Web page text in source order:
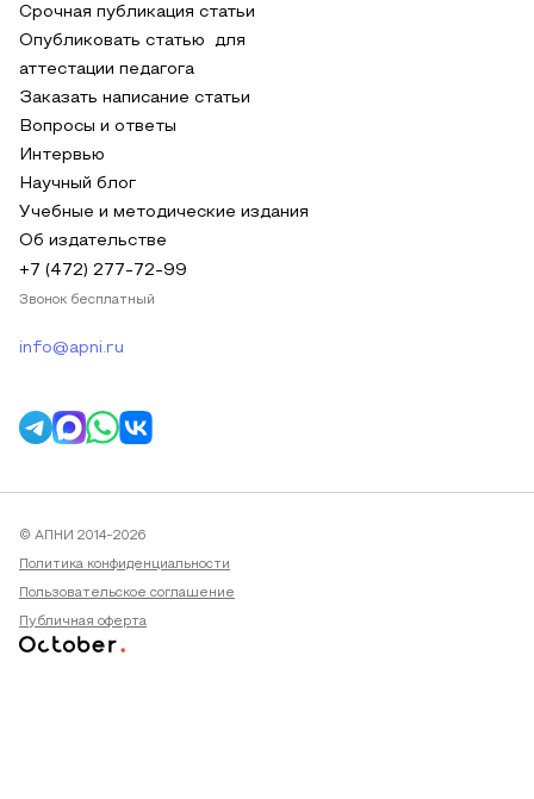
Срочная публикация статьи
Опубликовать статью для
аттестации педагога
Заказать написание статьи
Вопросы и ответы
Интервью
Научный блог
Учебные и методические издания
Об издательстве
+7 (472) 277-72-99
Звонок бесплатный
info@apni.ru
© АПНИ 2014-2026
Политика конфиденциальности
Пользовательское соглашение
Публичная оферта